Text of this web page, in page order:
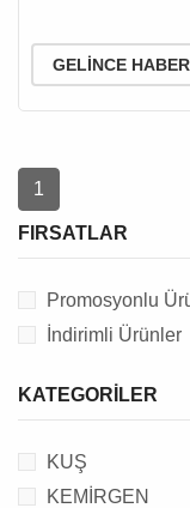
GELINCE
1
FIRSATLAR
Promosyonlu
İndirimli Ürünler
KATEGORILER
KUŞ
KEMİRGEN